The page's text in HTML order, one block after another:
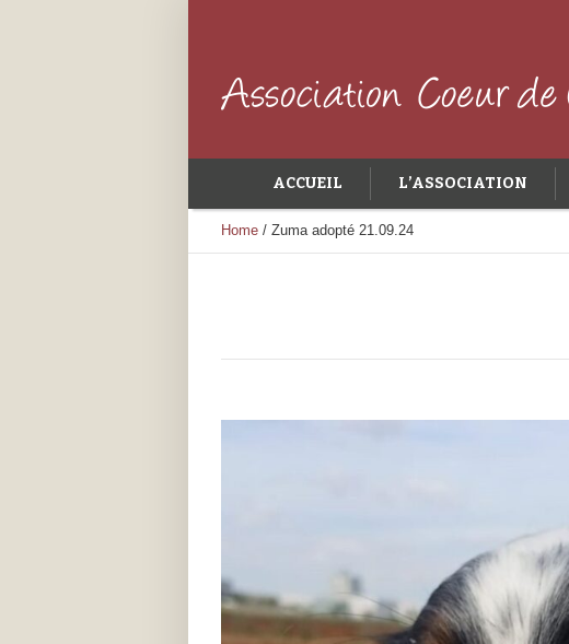
ACCUEIL L’ASSOCIATION
Home / Zuma adopté 21.09.24